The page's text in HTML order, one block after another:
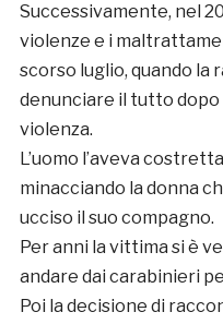
Successivamente, nel
violenze e i
scorso luglio, quando la
denunciare il tutto dopo
violenza.
L’uomo l’aveva
minacciando la donna
ucciso il suo compagno.
Per anni la vittima si è
andare dai carabinieri
Poi la decisione di